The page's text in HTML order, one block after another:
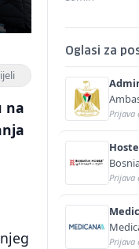
na
Oglasi za
(m/ž)
Prijava
Prijava
Prijava